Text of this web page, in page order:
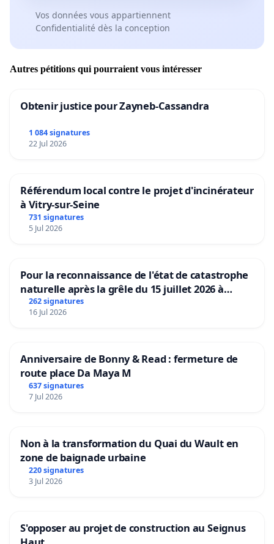
Vos données vous appartiennent
Confidentialité dès la conception
Autres pétitions qui pourraient vous intéresser
Obtenir justice pour Zayneb-Cassandra
1 084 signatures
22 Jul 2026
Référendum local contre le projet d'incinérateur
à Vitry-sur-Seine
731 signatures
5 Jul 2026
Pour la reconnaissance de l'état de catastrophe
naturelle après la grêle du 15 juillet 2026 à
Aubenas et ses alentours
262 signatures
16 Jul 2026
Anniversaire de Bonny & Read : fermeture de
route place Da Maya M
637 signatures
7 Jul 2026
Non à la transformation du Quai du Wault en
zone de baignade urbaine
220 signatures
3 Jul 2026
S'opposer au projet de construction au Seignus